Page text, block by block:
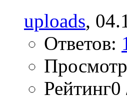
uploads,
Ответов: 1
Рейтинг0